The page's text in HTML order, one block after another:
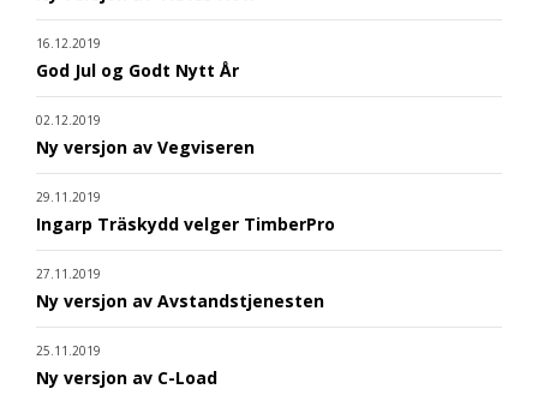
16.12.2019
God Jul og Godt Nytt År
02.12.2019
Ny versjon av Vegviseren
29.11.2019
Ingarp Träskydd velger TimberPro
27.11.2019
Ny versjon av Avstandstjenesten
25.11.2019
Ny versjon av C-Load